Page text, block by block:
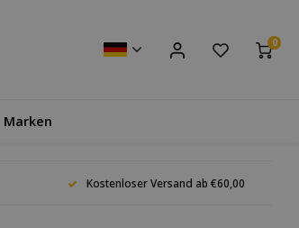
0
Marken
Kostenloser Versand ab €60,00